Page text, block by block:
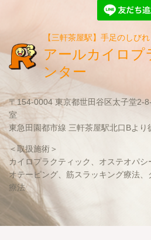
【三軒茶屋駅】手足のしび
アールカイロプ
ンター
〒154-0004 東京都世田谷区太子堂2-
室
東急田園都市線 三軒茶屋駅北口Bより
＜取扱施術＞
カイロプラクティック、オステオパ
オテーピング、筋スラッキング療法
療法